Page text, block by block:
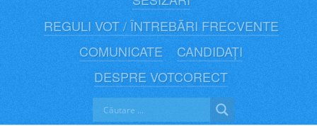
REGULI VOT / ÎNTREBĂRI FRECVENTE
COMUNICATE
CANDIDAȚI
DESPRE VOTCORECT